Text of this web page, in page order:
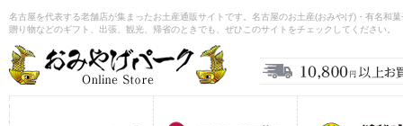
名古屋を代表する老舗店が集まったお土産通販サイトです。名古屋のお土産(おみやげ)・有名
贈り物などのギフト、出張、観光、帰省のときでも、ぜひこのサイトをチェックしてください。